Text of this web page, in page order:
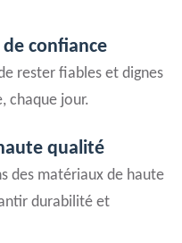
confiance
rester fiables et dignes
chaque jour.
qualité
des matériaux de haute
durabilité et